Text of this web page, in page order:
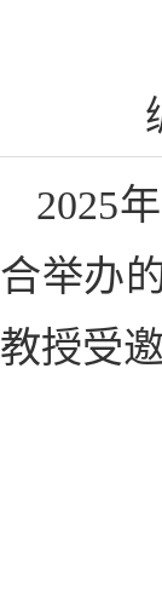
2025
合举办
教授受